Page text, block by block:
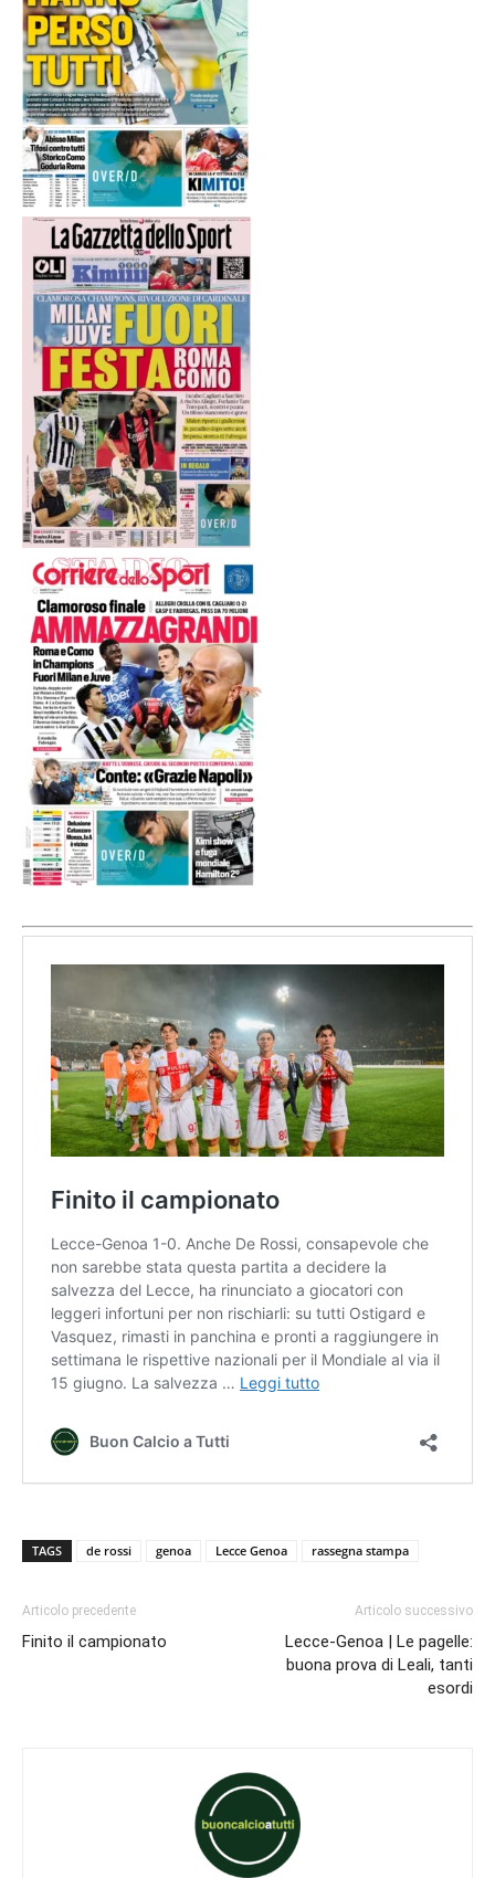
TAGS de rossi genoa Lecce Genoa rassegna stampa
Articolo precedente
Finito il campionato
Articolo successivo
Lecce-Genoa | Le pagelle:
buona prova di Leali, tanti
esordi